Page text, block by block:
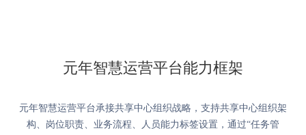
元年智慧运营平台能力框架
元年智慧运营平台承接共享中心组织战略，支持共享中心组织架
构、岗位职责、业务流程、人员能力标签设置，通过“任务管